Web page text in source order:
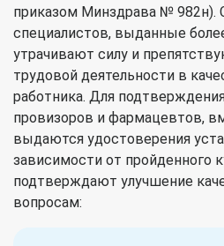
приказом Минздрава № 982н).
специалистов, выданные
утрачивают силу и
трудовой деятельности в
работника. Для
провизоров и фармацевтов,
выдаются удостоверения
зависимости от пройденного
подтверждают улучшение
вопросам: